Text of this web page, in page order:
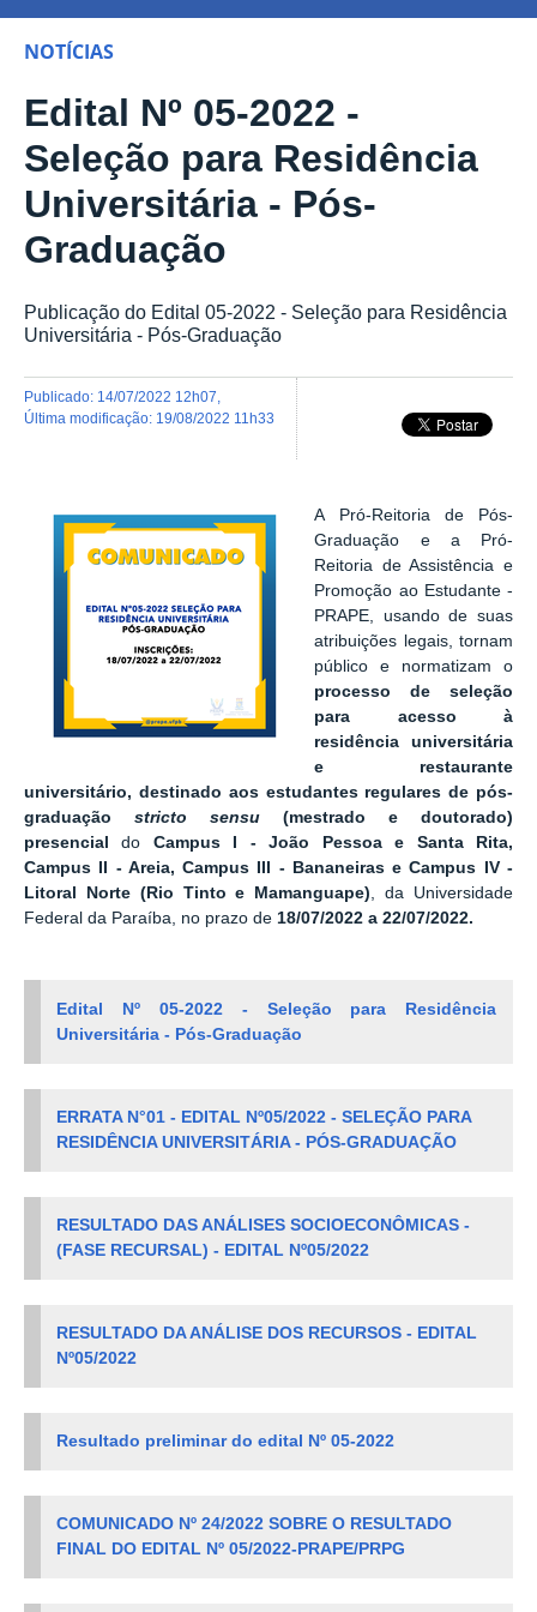
NOTÍCIAS
Edital Nº 05-2022 -
Seleção para Residência
Universitária - Pós-
Graduação
Publicação do Edital 05-2022 - Seleção para Residência
Universitária - Pós-Graduação
publicado: 14/07/2022 12h07
última modificação: 19/08/2022 11h33
A Pró-Reitoria de Pós-
Graduação e a Pró-
Reitoria de Assistência e
Promoção ao Estudante -
PRAPE, usando de suas
atribuições legais, tornam
público e normatizam o
processo de seleção
para acesso à
residência universitária
e restaurante
universitário, destinado aos estudantes regulares de pós-
graduação stricto sensu (mestrado e doutorado)
presencial
do Campus I - João Pessoa e Santa Rita,
Campus II - Areia, Campus III - Bananeiras e Campus IV -
Litoral Norte (Rio Tinto e Mamanguape) , da Universidade
Federal da Paraíba, no prazo de 18/07/2022 a 22/07/2022.
Edital Nº 05-2022 - Seleção para Residência
Universitária - Pós-Graduação
ERRATA N°01 - EDITAL Nº05/2022 - SELEÇÃO PARA
RESIDÊNCIA UNIVERSITÁRIA - PÓS-GRADUAÇÃO
RESULTADO DAS ANÁLISES SOCIOECONÔMICAS -
(FASE RECURSAL) - EDITAL Nº05/2022
RESULTADO DA ANÁLISE DOS RECURSOS - EDITAL
Nº05/2022
Resultado preliminar do edital Nº 05-2022
COMUNICADO Nº 24/2022 SOBRE O RESULTADO
FINAL DO EDITAL Nº 05/2022-PRAPE/PRPG